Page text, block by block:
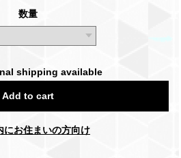
数量
shipping available
Add to cart
にお住まいの方向け